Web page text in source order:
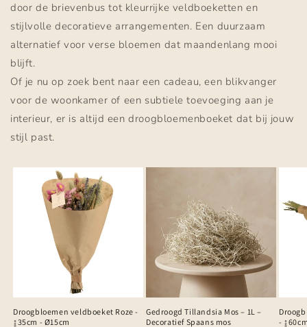
door de brievenbus tot kleurrijke veldboeketten en
stijlvolle decoratieve arrangementen. Een duurzaam
alternatief voor verse bloemen dat maandenlang mooi
blijft.
Of je nu op zoek bent naar een cadeau, een blikvanger
voor de woonkamer of een subtiele toevoeging aan je
interieur, er is altijd een droogbloemenboeket dat bij jouw
stijl past.
Droogbloemen veldboeket Roze -
↨35cm - Ø15cm
Gedroogd Tillandsia Mos – 1L –
Decoratief Spaans mos
-